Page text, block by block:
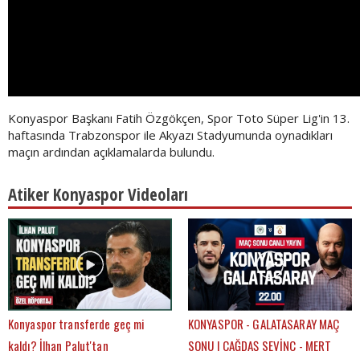
Konyaspor Başkanı Fatih Özgökçen, Spor Toto Süper Lig'in 13.
haftasında Trabzonspor ile Akyazı Stadyumunda oynadıkları
maçın ardından açıklamalarda bulundu.
Atiker Konyaspor Videoları
Konyaspor transferde geç mi
kaldı? İlhan Palut'tan
KONYASPOR - GALATASARAY MAÇ
SONU | ÇAĞDAŞ SEVİNÇ - MERT